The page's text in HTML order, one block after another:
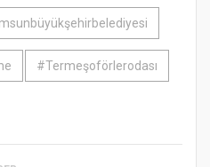
#Termeşoförlerodası